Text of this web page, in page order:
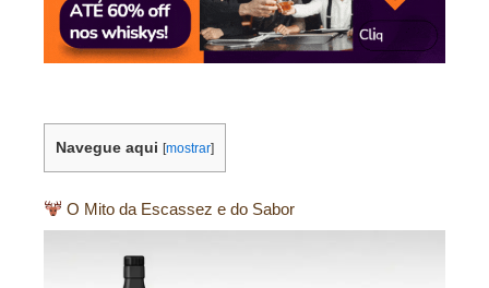
Navegue aqui [mostrar]
O Mito da Escassez e do Sabor